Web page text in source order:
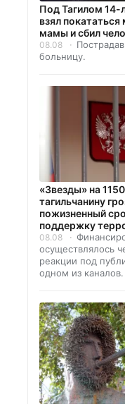
Под Тагилом 14-
взял
мамы и сбил
08.08
больницу.
«Звезды» на
тагильчанину
пожизненный
поддержку
08.08
осуществлялось
реакции под
одном из каналов.